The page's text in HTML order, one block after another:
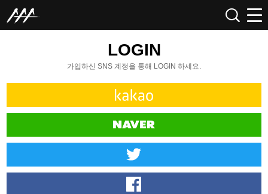
LOGIN
가입하신 SNS 계정을 통해 LOGIN 하세요.